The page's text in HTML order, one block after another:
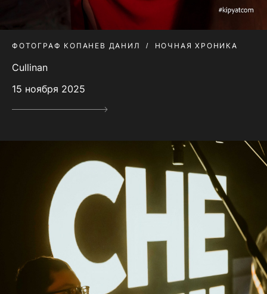
ФОТОГРАФ КОПАНЕВ ДАНИЛ НОЧНАЯ ХРОНИКА
Cullinan
15 ноября 2025